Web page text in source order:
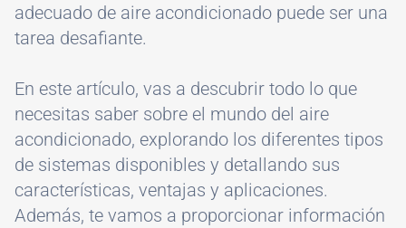
adecuado de aire acondicionado puede ser una
tarea desafiante.
En este artículo, vas a descubrir todo lo que
necesitas saber sobre el mundo del aire
acondicionado, explorando los diferentes tipos
de sistemas disponibles y detallando sus
características, ventajas y aplicaciones.
Además, te vamos a proporcionar información